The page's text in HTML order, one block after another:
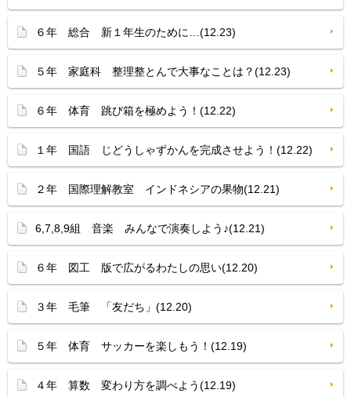
６年 総合 新１年生のために…(12.23)
５年 家庭科 整理整とんで大事なことは？(12.23)
６年 体育 跳び箱を極めよう！(12.22)
１年 国語 じどうしゃずかんを完成させよう！(12.22)
２年 国際理解教室 インドネシアの果物(12.21)
6,7,8,9組 音楽 みんなで演奏しよう♪(12.21)
６年 図工 版で広がるわたしの思い(12.20)
３年 毛筆 「友だち」(12.20)
５年 体育 サッカーを楽しもう！(12.19)
４年 算数 変わり方を調べよう(12.19)